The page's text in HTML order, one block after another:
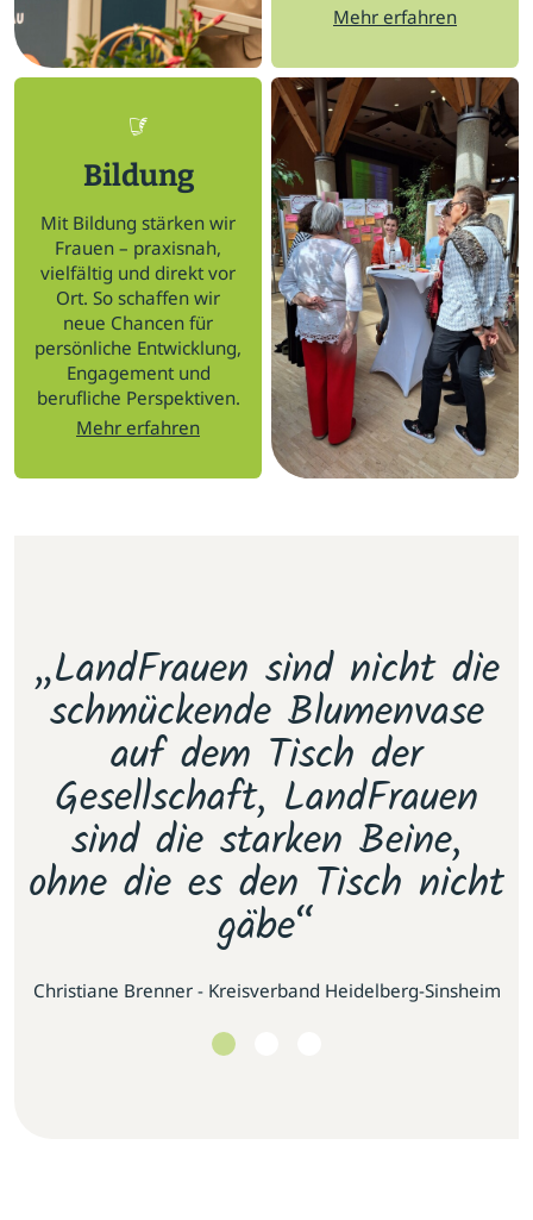
Mehr erfahren
Bildung
Mit Bildung stärken wir
Frauen – praxisnah,
vielfältig und direkt vor
Ort. So schaffen wir
neue Chancen für
persönliche Entwicklung,
Engagement und
berufliche Perspektiven.
Mehr erfahren
„LandFrauen sind nicht die
schmückende Blumenvase
auf dem Tisch der
Gesellschaft, LandFrauen
sind die starken Beine,
ohne die es den Tisch nicht
gäbe“
Christiane Brenner - Kreisverband Heidelberg-Sinsheim